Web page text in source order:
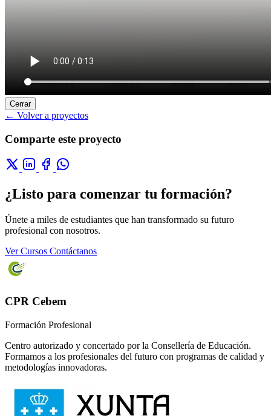
Cerrar
← Volver a proyectos
Comparte este proyecto
¿Listo para comenzar tu formación?
Únete a miles de estudiantes que han transformado su futuro
profesional con nosotros.
Ver Cursos Contáctanos
CPR Cebem
Formación Profesional
Centro autorizado y concertado por la Consellería de Educación.
Formamos a los profesionales del futuro con programas de calidad y
metodologías innovadoras.